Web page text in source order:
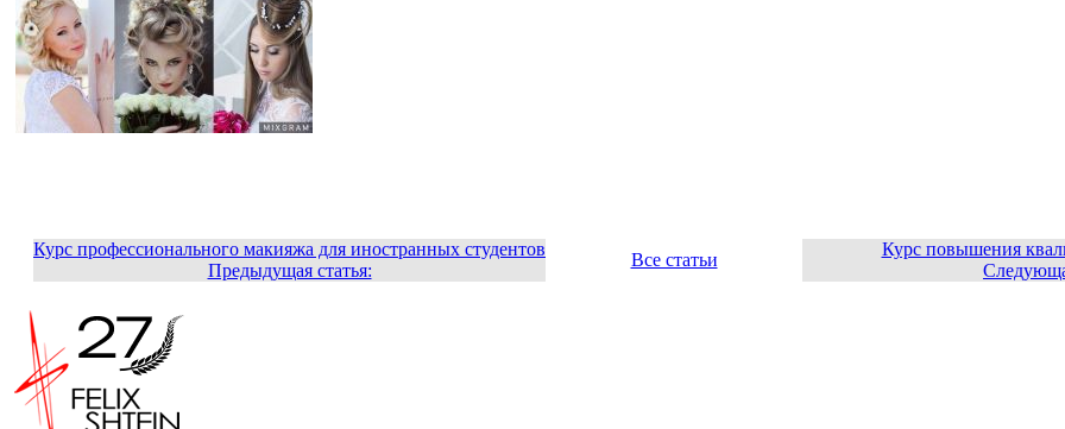
Курс профессионального макияжа для иностранных студентов
Предыдущая статья:
Все статьи
Курс повышения